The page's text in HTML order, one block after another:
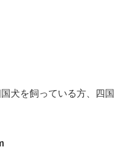
犬を飼っている方、四国